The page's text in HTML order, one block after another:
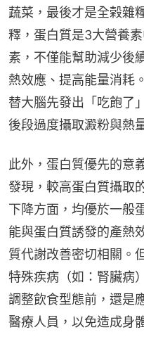
蔬菜，最後才是全榖雜
釋，蛋白質是3大營養
素，不僅能幫助減少後
熱效應、提高能量消耗
替大腦先發出「吃飽了
後段過度攝取澱粉與熱
此外，蛋白質優先的意
發現，較高蛋白質攝取
下降方面，均優於一般
能與蛋白質誘發的產熱
質代謝改善密切相關。
特殊疾病（如：腎臟病
調整飲食型態前，還是
醫療人員，以免造成身